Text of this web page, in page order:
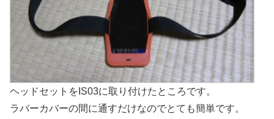
ヘッドセットをIS03に取り付けたところです。
ラバーカバーの間に通すだけなのでとても簡単です。